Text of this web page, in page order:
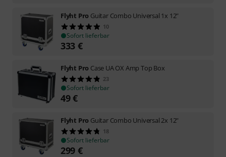
Flyht Pro Guitar Combo Universal 1x 12"
10
Sofort lieferbar
333 €
Flyht Pro Case UA OX Amp Top Box
23
Sofort lieferbar
49€
Flyht Pro Guitar Combo Universal 2x 12"
18
Sofort lieferbar
299 €